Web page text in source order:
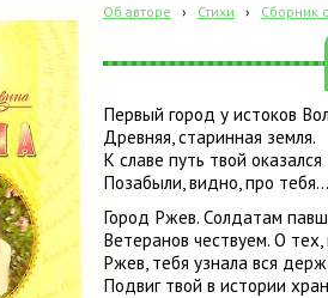
Об авторе › Стихи › Сборник
Первый город у истоков
Древняя, старинная земля.
К славе путь твой
Позабыли, видно, про тебя...
Город Ржев. Солдатам
Ветеранов чествуем. О
Ржев, тебя узнала вся
Подвиг твой в истории